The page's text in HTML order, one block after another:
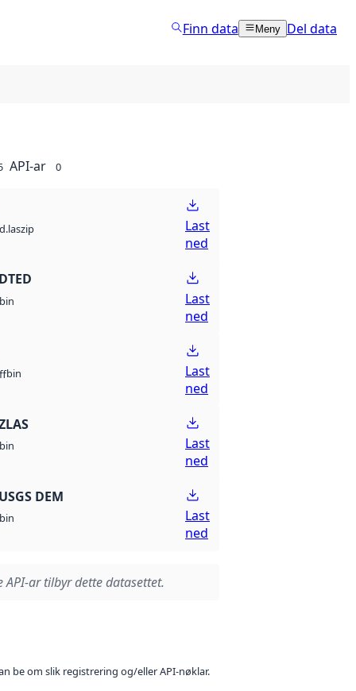
Finn data Meny Del data
API-ar 0
Last
ned
bin
Last
ned
bin
Last
ned
bin
Last
ned
DEM
bin
Last
ned
API-ar tilbyr dette datasettet.
be om slik registrering og/eller API-nøklar.